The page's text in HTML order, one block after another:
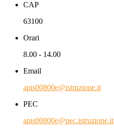
CAP
63100
Orari
8.00 - 14.00
Email
apis00800e@istruzione.it
PEC
apis00800e@pec.istruzione.it